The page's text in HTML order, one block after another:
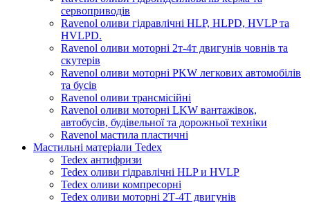
сервоприводів
Ravenol оливи гідравлічні HLP, HLPD, HVLP та
HVLPD.
Ravenol оливи моторні 2т-4т двигунів човнів та
скутерів
Ravenol оливи моторні PKW легкових автомобілів
та бусів
Ravenol оливи трансмісійні
Ravenol оливи моторні LKW вантажівок,
автобусів, будівельної та дорожньої техніки
Ravenol мастила пластичні
Мастильні матеріали Tedex
Tedex антифризи
Tedex оливи гідравлічні HLP и HVLP
Tedex оливи компресорні
Tedex оливи моторні 2Т-4Т двигунів